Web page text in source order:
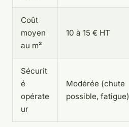
Coût
moyen
au m²
10 à 15 € HT
Sécurit
é
opérate
ur
Modérée (chute
possible, fatigue)